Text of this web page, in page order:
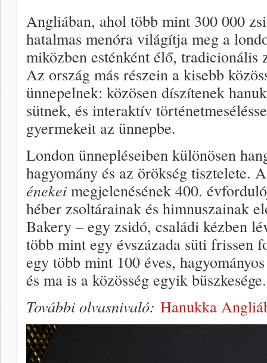
Angliában, ahol több mint 300 000
hatalmas menóra világítja meg a
miközben esténként élő, tradicionális
Az ország más részein a kisebb
ünnepelnek: közösen díszítenek
sütnek, és interaktív
gyermekeit az ünnepbe.
London ünnepléseiben különösen
hagyomány és az örökség tisztelete.
énekei megjelenésének 400.
héber zsoltárainak és himnuszainak
Bakery – egy zsidó, családi kézben
több mint egy évszázada süti frissen
egy több mint 100 éves,
és ma is a közösség egyik büszkesége.
További olvasnivaló: Hanukka